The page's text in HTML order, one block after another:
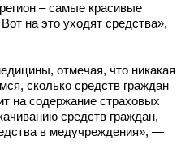
– самые красивые
на это уходят средства»,
отмечая, что никакая
сколько средств граждан
на содержание страховых
средств граждан,
в медучреждения», —